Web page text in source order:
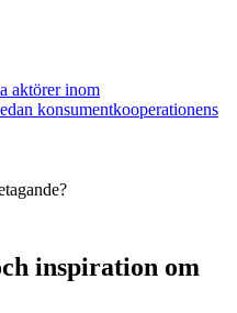
aktörer inom
konsumentkooperationens
inspiration om